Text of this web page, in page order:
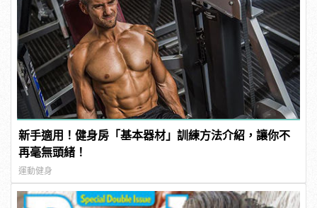
新手適用！健身房「基本器材」訓練方法介紹，讓你不
再毫無頭緒！
運動健身